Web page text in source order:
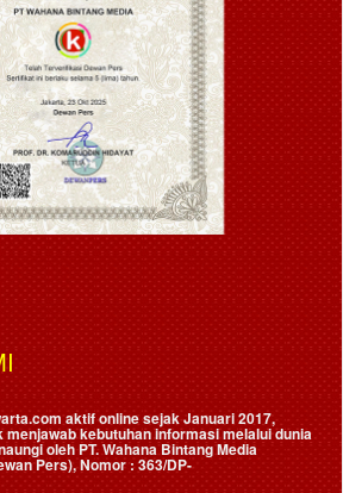
aktif online sejak Januari 2017,
kebutuhan informasi melalui dunia
oleh PT. Wahana Bintang Media
Pers), Nomor : 363/DP-